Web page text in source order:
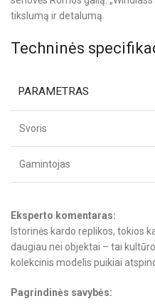
tikslumą ir detalumą.
Techninės
PARAMETRAS
Svoris
Gamintojas
Eksperto komentaras:
Istorinės kardo replikos, tokios
daugiau nei objektai – tai
kolekcinis modelis puikiai
Pagrindinės savybės: